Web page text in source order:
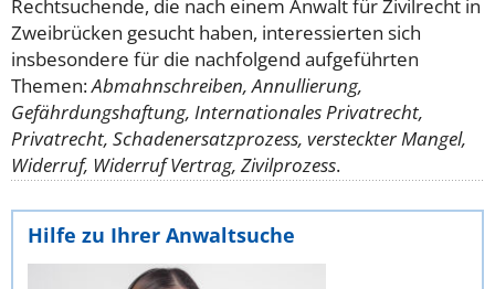
Rechtsuchende, die nach einem Anwalt für Zivilrecht in
Zweibrücken gesucht haben, interessierten sich
insbesondere für die nachfolgend aufgeführten
Themen:Abmahnschreiben, Annullierung,
Gefährdungshaftung, Internationales Privatrecht,
Privatrecht, Schadenersatzprozess, versteckter Mangel,
Widerruf, Widerruf Vertrag, Zivilprozess.
Hilfe zu Ihrer Anwaltsuche